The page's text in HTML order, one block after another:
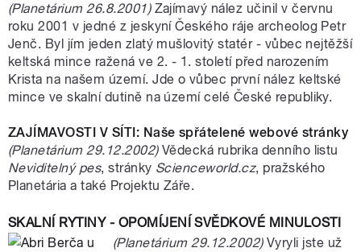
(Planetárium 26.8.2001)Zajímavý nález učinil v červnu
roku 2001 v jedné z jeskyní Českého ráje archeolog Petr
Jenč. Byl jím jeden zlatý mušlovitý statér - vůbec nejtěžší
keltská mince ražená ve 2. - 1. století před narozením
Krista na našem území. Jde o vůbec první nález keltské
mince ve skalní dutině na území celé České republiky.
ZAJÍMAVOSTI V SÍTI: Naše spřátelené webové stránky
(Planetárium 29.12.2002)Vědecká rubrika denního listu
Neviditelný pes, stránky Scienceworld.cz, pražského
Planetária a také Projektu Záře.
SKALNÍ RYTINY - OPOMÍJENÍ SVĚDKOVÉ MINULOSTI
(Planetárium 29.12.2002)Vyryli jste už